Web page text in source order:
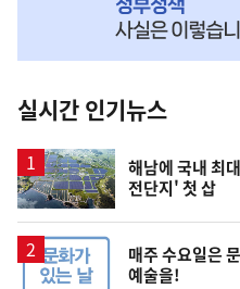
뉴
스
실시간 인기뉴스
해남에 국내 최
전단지' 첫 삽
매주 수요일은
예술을!